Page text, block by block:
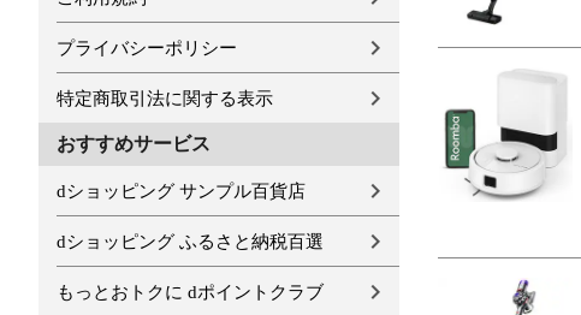
プライバシーポリシー
特定商取引法に関する表示
おすすめサービス
dショッピング サンプル百貨店
dショッピング ふるさと納税百選
もっとおトクに dポイントクラブ